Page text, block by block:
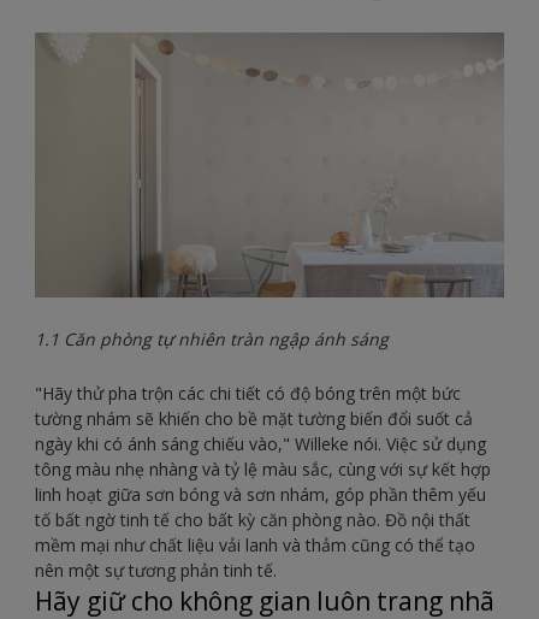
1.1 Căn phòng tự nhiên tràn ngập ánh sáng
"Hãy thử pha trộn các chi tiết có độ bóng trên một bức
tường nhám sẽ khiến cho bề mặt tường biến đổi suốt cả
ngày khi có ánh sáng chiếu vào," Willeke nói. Việc sử dụng
tông màu nhẹ nhàng và tỷ lệ màu sắc, cùng với sự kết hợp
linh hoạt giữa sơn bóng và sơn nhám, góp phần thêm yếu
tố bất ngờ tinh tế cho bất kỳ căn phòng nào. Đồ nội thất
mềm mại như chất liệu vải lanh và thảm cũng có thể tạo
nên một sự tương phản tinh tế.
Hãy giữ cho không gian luôn trang nhã